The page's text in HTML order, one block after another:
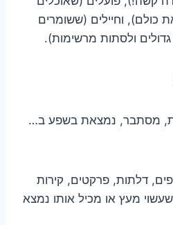
כולם), וחיילים (ששומרים
ולסתות מרשימות).
מסתבר, נמצאת בשפע ב…
דלתות, פרקטים, קירות
מעץ או מכיל אותו נמצא